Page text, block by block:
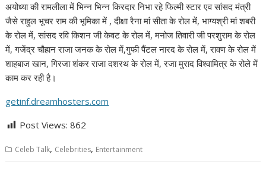
अयोध्या की रामलीला में भिन्न भिन्न किरदार निभा रहे फिल्मी स्टार एव सांसद मंत्री
जैसे राहुल भूचर राम की भूमिका में , दीक्षा रैना मां सीता के रोल में, भाग्यश्री मां शबरी
के रोल में, सांसद रवि किशन जी केवट के रोल में, मनोज तिवारी जी परशुराम के रोल
में, गजेंद्र चौहान राजा जनक के रोल में,गुफी पैंटल नारद के रोल में, रावण के रोल में
शाहबाज खान, गिरजा शंकर राजा दशरथ के रोल में, रजा मुराद विश्वामित्र के रोले में
काम कर रही है।
getinf.dreamhosters.com
Post Views: 862
Celeb Talk, Celebrities, Entertainment